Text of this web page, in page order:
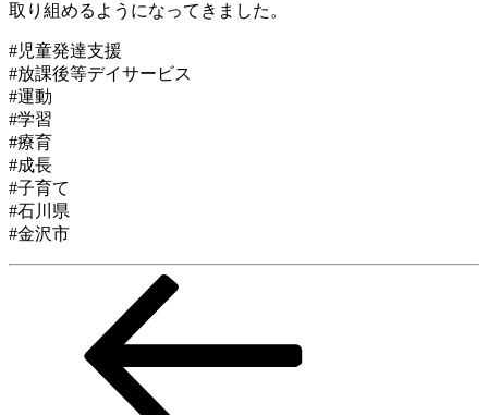
取り組めるようになってきました。
#児童発達支援
#放課後等デイサービス
#運動
#学習
#療育
#成長
#子育て
#石川県
#金沢市